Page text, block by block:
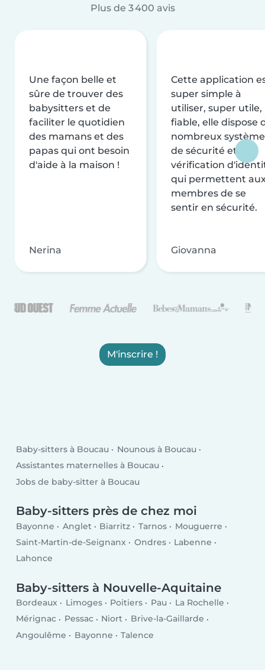
Plus de 3 400 avis
Une façon belle et
sûre de trouver des
babysitters et de
faciliter le quotidien
des mamans et des
papas qui ont besoin
d'aide à la maison !
Nerina
Cette application
super simple à
utiliser, super utile,
fiable, elle dispose
nombreux
de sécurité et de
vérification
qui permettent
membres de se
sentir en sécurité.
Giovanna
M'inscrire !
Baby-sitters à Boucau
Nounous à Boucau
Assistantes maternelles à Boucau
Jobs de baby-sitter à Boucau
Baby-sitters près de chez moi
Bayonne Anglet Biarritz Tarnos
Mouguerre
Saint-Martin-de-Seignanx
Ondres
Labenne
Lahonce
Baby-sitters à Nouvelle-Aquitaine
Bordeaux Limoges Poitiers Pau
La Rochelle
Mérignac
Pessac Niort
Brive-la-Gaillarde
Angoulême
Bayonne Talence